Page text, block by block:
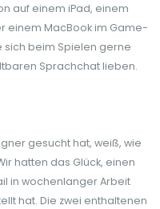
auf einem iPad, einem
einem MacBook im Game-
sich beim Spielen gerne
Sprachchat lieben.
gesucht hat, weiß, wie
hatten das Glück, einen
in wochenlanger Arbeit
hat. Die zwei enthaltenen